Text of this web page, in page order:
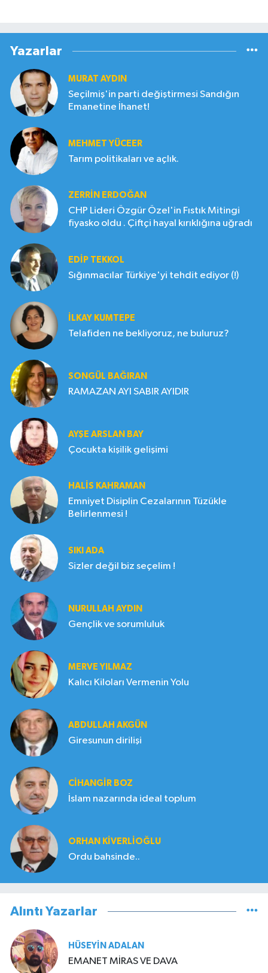
Yazarlar
MURAT AYDIN
Seçilmiş'in parti değiştirmesi Sandığın
Emanetine İhanet!
MEHMET YÜCEER
Tarım politikaları ve açlık.
ZERRIN ERDOĞAN
CHP Lideri Özgür Özel'in Fıstık Mitingi
fiyasko oldu . Çiftçi hayal kırıklığına uğradı
EDIP TEKKOL
Sığınmacılar Türkiye'yi tehdit ediyor (!)
İLKAY KUMTEPE
Telafiden ne bekliyoruz, ne buluruz?
SONGÜL BAĞIRAN
RAMAZAN AYI SABIR AYIDIR
AYŞE ARSLAN BAY
Çocukta kişilik gelişimi
HALIS KAHRAMAN
Emniyet Disiplin Cezalarının Tüzükle
Belirlenmesi !
SIKI ADA
Sizler değil biz seçelim !
NURULLAH AYDIN
Gençlik ve sorumluluk
MERVE YILMAZ
Kalıcı Kiloları Vermenin Yolu
ABDULLAH AKGÜN
Giresunun dirilişi
CIHANGIR BOZ
İslam nazarında ideal toplum
ORHAN KIVERLIOĞLU
Ordu bahsinde..
Alıntı Yazarlar
HÜSEYIN ADALAN
EMANET MİRAS VE DAVA